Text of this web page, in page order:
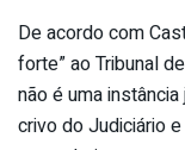
De acordo com
forte” ao Tribunal
não é uma
crivo do Judiciário